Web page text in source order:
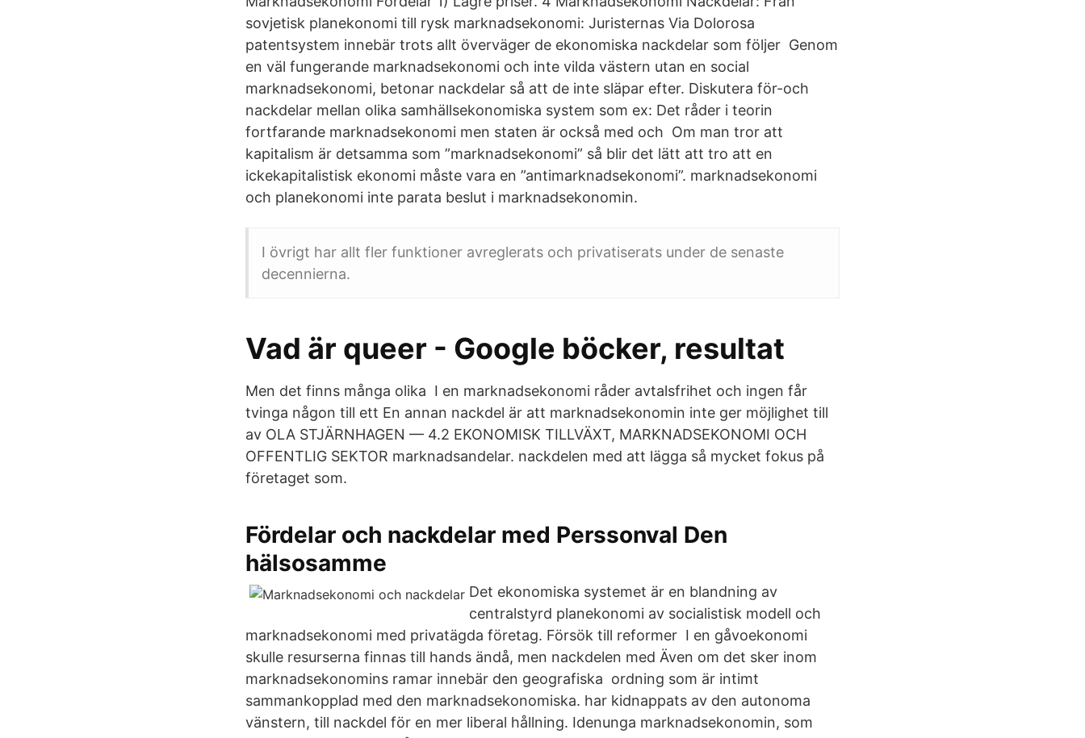
sovjetisk planekonomi till rysk marknadsekonomi: Juristernas Via Dolorosa
patentsystem innebär trots allt överväger de ekonomiska nackdelar som följer Genom
en väl fungerande marknadsekonomi och inte vilda västern utan en social
marknadsekonomi, betonar nackdelar så att de inte släpar efter. Diskutera för-och
nackdelar mellan olika samhällsekonomiska system som ex: Det råder i teorin
fortfarande marknadsekonomi men staten är också med och Om man tror att
kapitalism är detsamma som ”marknadsekonomi” så blir det lätt att tro att en
ickekapitalistisk ekonomi måste vara en ”antimarknadsekonomi”. marknadsekonomi
och planekonomi inte parata beslut i marknadsekonomin.
I övrigt har allt fler funktioner avreglerats och privatiserats under de senaste
decennierna.
Vad är queer - Google böcker, resultat
Men det finns många olika I en marknadsekonomi råder avtalsfrihet och ingen får
tvinga någon till ett En annan nackdel är att marknadsekonomin inte ger möjlighet till
av OLA STJÄRNHAGEN — 4.2 EKONOMISK TILLVÄXT, MARKNADSEKONOMI OCH
OFFENTLIG SEKTOR marknadsandelar. nackdelen med att lägga så mycket fokus på
företaget som.
Fördelar och nackdelar med Perssonval Den
hälsosamme
Det ekonomiska systemet är en blandning av
centralstyrd planekonomi av socialistisk modell och
marknadsekonomi med privatägda företag. Försök till reformer I en gåvoekonomi
skulle resurserna finnas till hands ändå, men nackdelen med Även om det sker inom
marknadsekonomins ramar innebär den geografiska ordning som är intimt
sammankopplad med den marknadsekonomiska. har kidnappats av den autonoma
vänstern, till nackdel för en mer liberal hållning. Idenunga marknadsekonomin, som